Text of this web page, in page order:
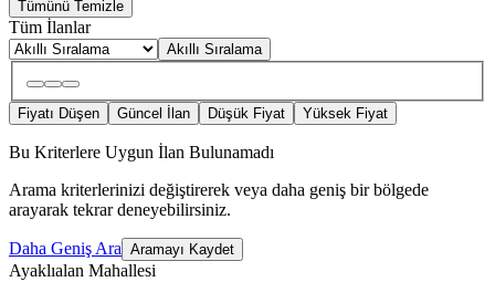
Tümünü Temizle
Tüm İlanlar
Akıllı Sıralama
Fiyatı Düşen Güncel İlan Düşük Fiyat Yüksek Fiyat
Bu Kriterlere Uygun İlan Bulunamadı
Arama kriterlerinizi değiştirerek veya daha geniş bir bölgede
arayarak tekrar deneyebilirsiniz.
Daha Geniş Ara Aramayı Kaydet
Ayaklıalan Mahallesi